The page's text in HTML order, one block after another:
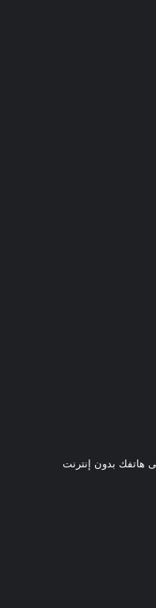
هاتفك بدون إنترنت